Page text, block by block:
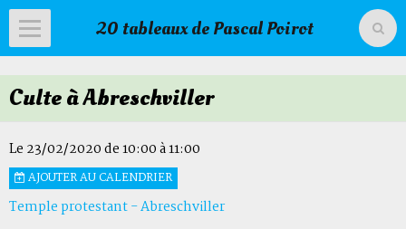
20 tableaux de Pascal Poirot
Accueil
Livre d'or
Agenda
Livre d'or du temple
Culte à Abreschviller
Le 23/02/2020de 10:00à 11:00
AJOUTER AU CALENDRIER
Temple protestant - Abreschviller